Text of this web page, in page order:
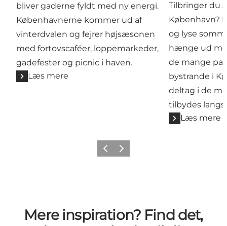
bliver gaderne fyldt med ny energi.
Københavnerne kommer ud af
vinterdvalen og fejrer højsæsonen
med fortovscaféer, loppemarkeder,
gadefester og picnic i haven.
Læs mere
Tilbringer du
København?
og lyse
hænge ud
de mange
bystrande i
deltag i de
tilbydes
Læs mere
ForrigeNæste
Mere inspiration? Find det,